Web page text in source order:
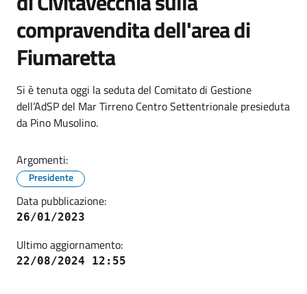
compravendita dell'area di
Fiumaretta
Si è tenuta oggi la seduta del Comitato di Gestione
dell’AdSP del Mar Tirreno Centro Settentrionale presieduta
da Pino Musolino.
Argomenti:
Presidente
Data pubblicazione:
26/01/2023
Ultimo aggiornamento:
22/08/2024 12:55